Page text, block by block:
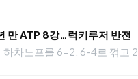
만 ATP 8강…럭키루저 반전
차노프를 6-2, 6-4로 꺾고